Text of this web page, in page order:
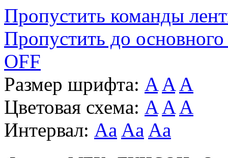
Пропустить команды
Пропустить до основного
OFF
Размер шрифта: A A A
Цветовая схема: A A A
Интервал: Aa Aa Aa